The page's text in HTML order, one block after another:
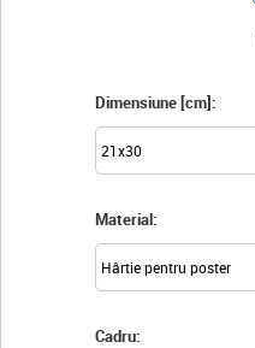
Dimensiune [cm]:
Material:
Cadru: